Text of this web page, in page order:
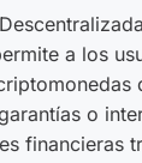
a los
o
financieras